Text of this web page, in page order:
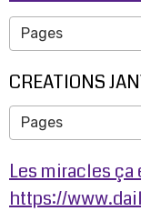
CREATIONS
Les miracles ça
https://